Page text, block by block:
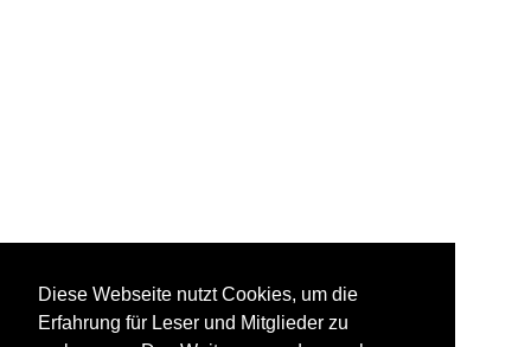
Diese Webseite nutzt Cookies, um die
Erfahrung für Leser und Mitglieder zu